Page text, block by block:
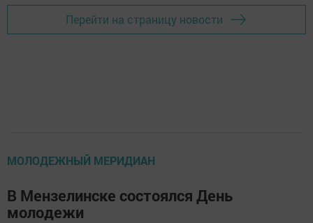
Перейти на страницу новости
МОЛОДЕЖНЫЙ МЕРИДИАН
В Мензелинске состоялся День
молодежи